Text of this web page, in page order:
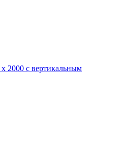
2000 с вертикальным